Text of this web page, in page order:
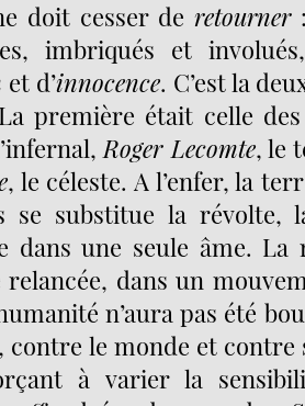
doit cesser deretourner:
imbriqués et
et d’innocence. C’est la
première était celle
Roger Lecomte, le
, le céleste. A l’enfer, la
se substitue la révolte,
dans une seule âme.
relancée, dans un
n’aura pas été
contre le monde et contre
à varier la